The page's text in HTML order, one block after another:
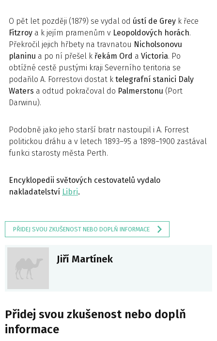
O pět let později (1879) se vydal od ústí de Grey k řece
Fitzroy a k jejím pramenům v Leopoldových horách.
Překročil jejich hřbety na travnatou Nicholsonovu
planinu a po ní přešel k řekám Ord a Victoria. Po
obtížné cestě pustými kraji Severního teritoria se
podařilo A. Forrestovi dostat k telegrafní stanici Daly
Waters a odtud pokračoval do Palmerstonu (Port
Darwinu).
Podobně jako jeho starší bratr nastoupil i A. Forrest
politickou dráhu a v letech 1893–95 a 1898–1900 zastával
funkci starosty města Perth.
Encyklopedii světových cestovatelů vydalo
nakladatelství Libri.
PŘIDEJ SVOU ZKUŠENOST NEBO DOPLŇ INFORMACE
Jiří Martínek
Přidej svou zkušenost nebo doplň
informace